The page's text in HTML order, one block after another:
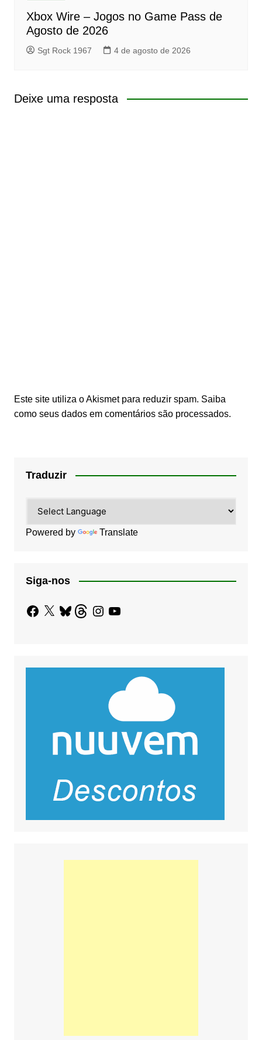
Xbox Wire – Jogos no Game Pass de
Agosto de 2026
Sgt Rock 1967 4 de agosto de 2026
Deixe uma resposta
Este site utiliza o Akismet para reduzir spam. Saiba
como seus dados em comentários são processados.
Traduzir
Powered by Translate
Siga-nos
Facebook
X BlueskyThreadsInstagram
YouTube